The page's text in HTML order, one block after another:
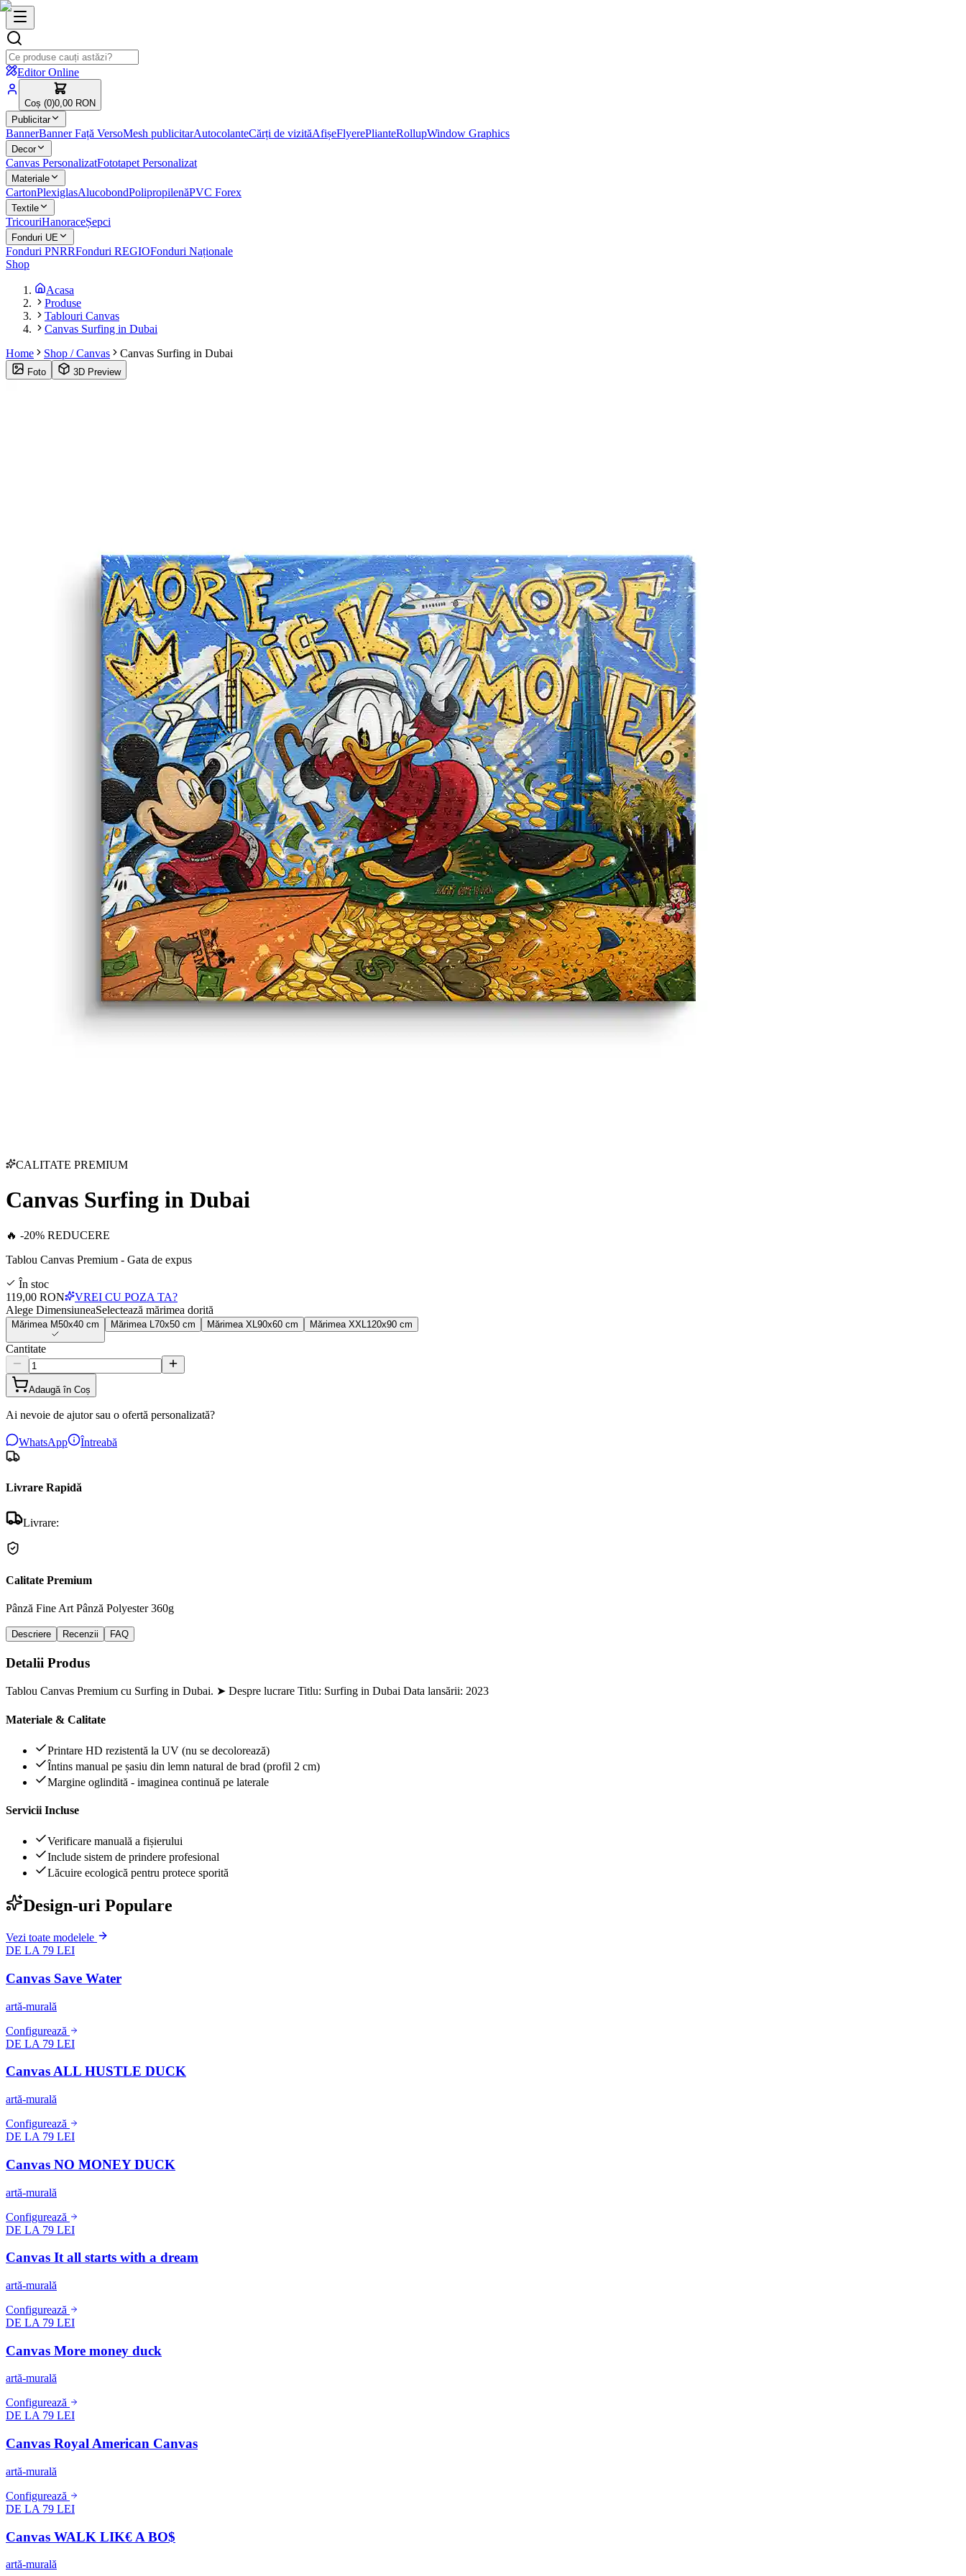
Editor Online
Coș (0)0,00 RON
Publicitar
BannerBanner Față VersoMesh publicitarAutocolanteCărți de vizităAfișeFlyerePlianteRollupWindow Graphics
Decor
Canvas PersonalizatFototapet Personalizat
Materiale
CartonPlexiglasAlucobondPolipropilenăPVC Forex
Textile
TricouriHanoraceȘepci
Fonduri UE
Fonduri PNRRFonduri REGIOFonduri Naționale
Shop
Acasa
Produse
Tablouri Canvas
Canvas Surfing in Dubai
Home
Shop / Canvas Canvas Surfing in Dubai
Foto 3D Preview
CALITATE PREMIUM
Canvas Surfing in Dubai
🔥 -20% REDUCERE
Tablou Canvas Premium - Gata de expus
În stoc
119,00 RON
VREI CU POZA TA?
Alege DimensiuneaSelectează mărimea dorită
Mărimea M50x40 cm Mărimea 70x50 cm Mărimea XL 90x60 cm Mărimea XXL 120x90 cm
Cantitate
Adaugă în Coș
Ai nevoie de ajutor sau o ofertă personalizată?
WhatsApp Întreabă
Livrare Rapidă
Livrare:
Calitate Premium
Pânză Fine Art Pânză Polyester 360g
Descriere Recenzii FAQ
Detalii Produs
Tablou Canvas Premium cu Surfing in Dubai. ➤ Despre lucrare Titlu: Surfing in Dubai Data lansării: 2023
Materiale & Calitate
Printare HD rezistentă la UV (nu se decolorează)
Întins manual pe șasiu din lemn natural de brad (profil 2 cm)
Margine oglindită - imaginea continuă pe laterale
Servicii Incluse
Verificare manuală a fișierului
Include sistem de prindere profesional
Lăcuire ecologică pentru protece sporită
Design-uri Populare
Vezi toate modelele
DE LA 79 LEI
Canvas Save Water
artă-murală
Configurează
DE LA 79 LEI
Canvas ALL HUSTLE DUCK
artă-murală
Configurează
DE LA 79 LEI
Canvas NO MONEY DUCK
artă-murală
Configurează
DE LA 79 LEI
Canvas It all starts with a dream
artă-murală
Configurează
DE LA 79 LEI
Canvas More money duck
artă-murală
Configurează
DE LA 79 LEI
Canvas Royal American Canvas
artă-murală
Configurează
DE LA 79 LEI
Canvas WALK LIK€ A BO$
artă-murală